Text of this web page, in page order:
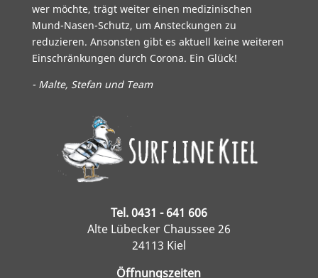
wer möchte, trägt weiter einen medizinischen
Mund-Nasen-Schutz, um Ansteckungen zu
reduzieren. Ansonsten gibt es aktuell keine weiteren
Einschränkungen durch Corona. Ein Glück!
- Malte, Stefan und Team
Tel. 0431 - 641 606
Alte Lübecker Chaussee 26
24113 Kiel
Öffnungszeiten